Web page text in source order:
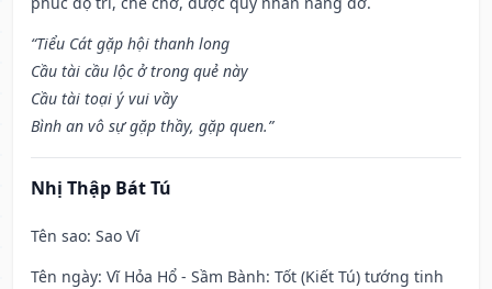
“Tiểu Cát gặp hội thanh long
Cầu tài cầu lộc ở trong quẻ này
Cầu tài toại ý vui vầy
Bình an vô sự gặp thầy, gặp quen.”
Nhị Thập Bát Tú
Tên sao: Sao Vĩ
Tên ngày: Vĩ Hỏa Hổ - Sầm Bành: Tốt (Kiết Tú) tướng tinh